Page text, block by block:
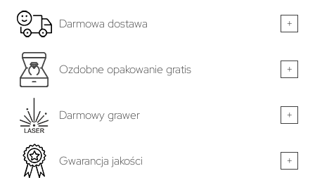
Darmowa dostawa +
Ozdobne opakowanie gratis +
Darmowy grawer +
Gwarancja jakości +